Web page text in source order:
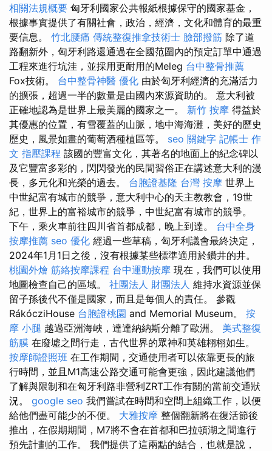
相關法規概要 匈牙利國家公共報紙根據保守的國家基金，
根據事實提供了有關社會，政治，經濟，文化和體育的最重
要信息。 竹北腰痛 傳統整復推拿技術士 臉部撥筋 除了道
路翻新外，匈牙利路還通過在全國范圍內的預定訂單中通過
工程來進行坑洼，並採用更耐用的Meleg 台中整骨推薦
Fox技術。 台中整骨神醫 優化 由於匈牙利經濟的充滿活力
的擴張，超過一半的數量是由國內來源資助的。 意大利被
正確地認為是世界上最美麗的國家之一。 新竹 按摩 得益於
其優惠的位置，有雪覆蓋的山脈，地中海海灘，美好的歷史
歷史，風景如畫的葡萄酒種植區等。 seo 關鍵字 記帳士 作
文 指壓課程 該國的豐富文化，其著名的地面上的紀念碑以
及它豐富多彩的，閃閃發光的民間習俗正在講述意大利的漫
長，多元化和光榮的過去。 台胞證基隆 台灣 按摩 世界上
中世紀富有城市的競爭，意大利中心的天主教教會，19世
紀，世界上的富裕城市的競爭，中世紀富有城市的競爭。
下午，乘火車前往四川省首都成都，晚上到達。 台中全身
按摩推薦 seo 優化 經過一些草稿，匈牙利議會最終決定，
2024年1月1日之後，沒有根據某些標準適用於鑽井的井。
桃園外燴 筋絡按摩課程 台中運動按摩 現在，我們可以使用
地圖檢查自己的區域。 社團法人 財團法人 維持水資源並保
留子孫後代不僅是國家，而且是每個人的責任。 參觀
RákócziHouse 台胞證桃園 and Memorial Museum。 按
摩 小腿 越過亞洲海峽，達達納納斯分離了歐洲。 美式整復
筋膜 在廢墟之間行走，古代世界的眾神和英雄栩栩如生。
按摩師證照班 在工作期間，交通使用者可以依靠更長的旅
行時間，並且M1高速公路交通可能會更強，因此建議他們
了解與限制和在匈牙利路非營利ZRT工作有關的當前交通狀
況。 google seo 我們嘗試在時間和空間上組織工作，以便
給他們盡可能少的不便。 大雅按摩 整個翻新將在復活節後
推出，在假期期間，M7將不會在首都和巴拉頓湖之間進行
預先計劃的工作。 我們提供了這兩點的結合，也就是說，